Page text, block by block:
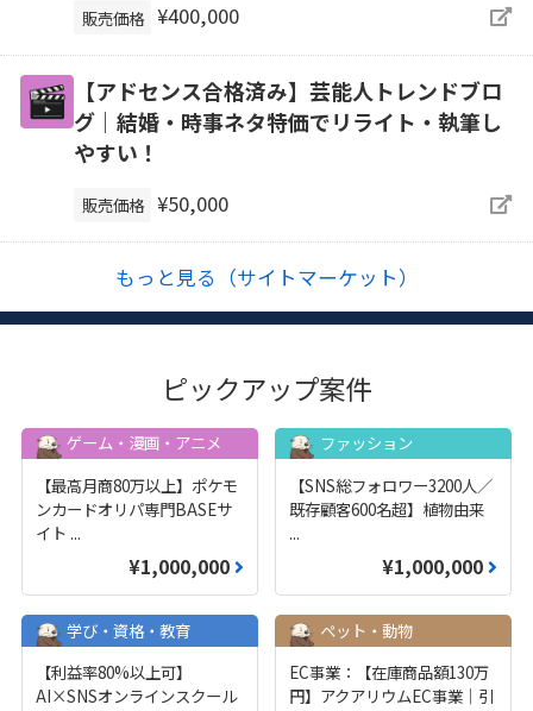
販売価格 ¥400,000
【アドセンス合格済み】芸能人トレンドブロ
グ｜結婚・時事ネタ特価でリライト・執筆し
やすい！
販売価格 ¥50,000
もっと見る（サイトマーケット）
ピックアップ案件
ゲーム・漫画・アニメ
【最高月商80万以上】ポケモ
ンカードオリパ専門BASEサ
イト ...
¥1,000,000
ファッション
【SNS総フォロワー3200人／
既存顧客600名超】植物由来
...
¥1,000,000
学び・資格・教育
【利益率80%以上可】
AI×SNSオンラインスクール
ペット・動物
EC事業：【在庫商品額130万
円】アクアリウムEC事業｜引